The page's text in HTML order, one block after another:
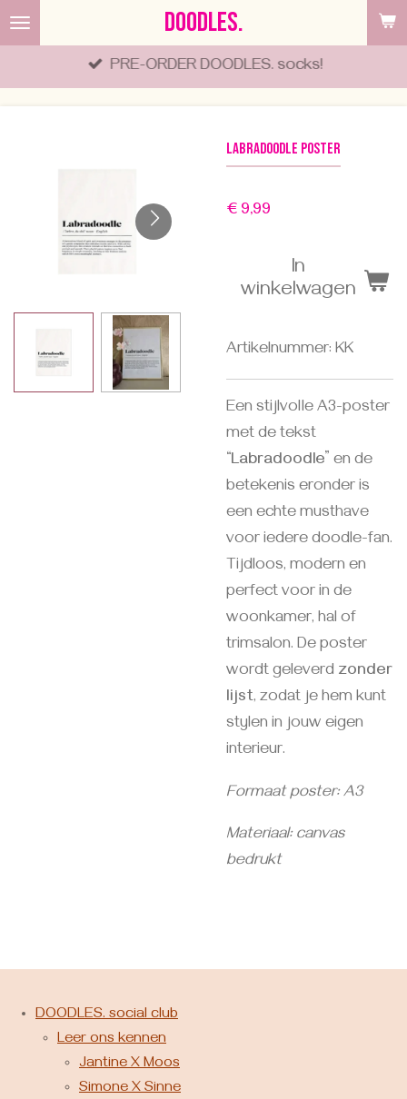
Ga
direct
DOODLES.
PRE-ORDER DOODLES. socks!
Labradoodle poster
€ 9,99
In
winkelwagen
Artikelnummer: KK
Een stijlvolle A3-poster
met de tekst
“Labradoodle” en de
betekenis eronder is
een echte musthave
voor iedere doodle-fan.
Tijdloos, modern en
perfect voor in de
woonkamer, hal of
trimsalon. De poster
wordt geleverd zonder
lijst, zodat je hem kunt
stylen in jouw eigen
interieur.
Formaat poster: A3
Materiaal: canvas
bedrukt
DOODLES. social club
Leer ons kennen
Jantine X Moos
Simone X Sinne